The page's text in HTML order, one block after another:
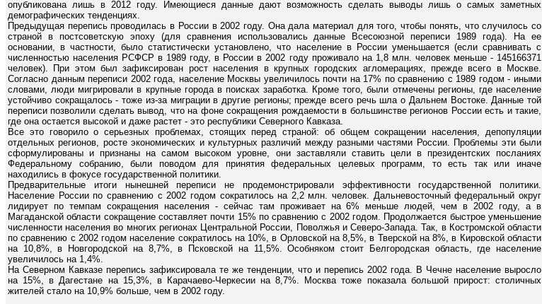
опубликована лишь в 2012 году. Имеющиеся данные дают возможность сделать выводы лишь о самых заметных
демографических тенденциях.
Предыдущая перепись проводилась в России в 2002 году. Она дала материал для того, чтобы понять, что случилось со
страной в постсоветскую эпоху (для сравнения использовались данные Всесоюзной переписи 1989 года). На ее
основании, в частности, было статистически установлено, что население в России уменьшается (если сравнивать с
численностью населения РСФСР в 1989 году, в России в 2002 году проживало на 1,8 млн. человек меньше - 145166371
человек). При этом был зафиксирован рост населения в крупных городских агломерациях, прежде всего в Москве.
Согласно данным переписи 2002 года, население Москвы увеличилось почти на 17% по сравнению с 1989 годом - иными
словами, люди мигрировали в крупные города в поисках заработка. Кроме того, были отмечены регионы, где население
устойчиво сокращалось - тоже из-за миграции в другие регионы; прежде всего речь шла о Дальнем Востоке. Данные той
переписи позволили сделать вывод, что на фоне сокращения рождаемости в большинстве регионов России есть и такие,
где она остается высокой и даже растет - это республики Северного Кавказа.
Все это говорило о серьезных проблемах, стоящих перед страной: об общем сокращении населения, депопуляции
отдельных регионов, росте экономических и культурных различий между разными частями России. Проблемы эти были
сформулированы и признаны на самом высоком уровне, они заставляли ставить цели в президентских посланиях
Федеральному собранию, были поводом для принятия федеральных целевых программ, то есть так или иначе
находились в фокусе государственной политики.
Предварительные итоги нынешней переписи не продемонстрировали эффективности государственной политики.
Население России по сравнению с 2002 годом сократилось на 2,2 млн. человек. Дальневосточный федеральный округ
лидирует по темпам сокращения населения - сейчас там проживает на 6% меньше людей, чем в 2002 году, а в
Магаданской области сокращение составляет почти 15% по сравнению с 2002 годом. Продолжается быстрое уменьшение
численности населения во многих регионах Центральной России, Поволжья и Северо-Запада. Так, в Костромской области
по сравнению с 2002 годом население сократилось на 10%, в Орловской на 8,5%, в Тверской на 8%, в Кировской области
на 10,8%, в Новгородской на 8,7%, в Псковской на 11,5%. Особняком стоит Белгородская область, где население
увеличилось на 1,4%.
На Северном Кавказе перепись зафиксировала те же тенденции, что и перепись 2002 года. В Чечне население выросло
на 15%, в Дагестане на 15,3%, в Карачаево-Черкесии на 8,7%. Москва тоже показала большой прирост: столичных
жителей стало на 10,9% больше, чем в 2002 году.